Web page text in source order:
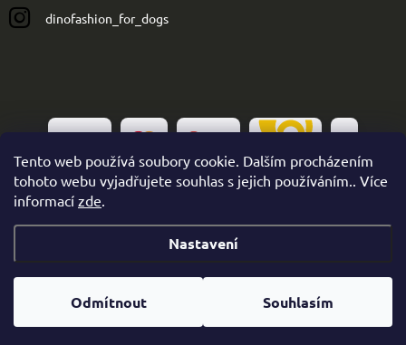
Tento web používá soubory cookie. Dalším procházením
tohoto webu vyjadřujete souhlas s jejich používáním.. Více
informací zde.
Nastavení
Odmítnout Souhlasím
dinofashion_for_dogs
Vytvořil Shoptet
Copyright 2026 . Všechna práva vyhrazena.